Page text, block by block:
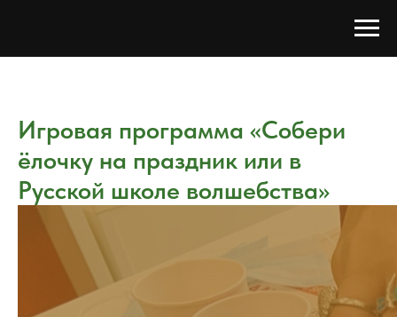
Игровая программа «Собери
ёлочку на праздник или в
Русской школе волшебства»